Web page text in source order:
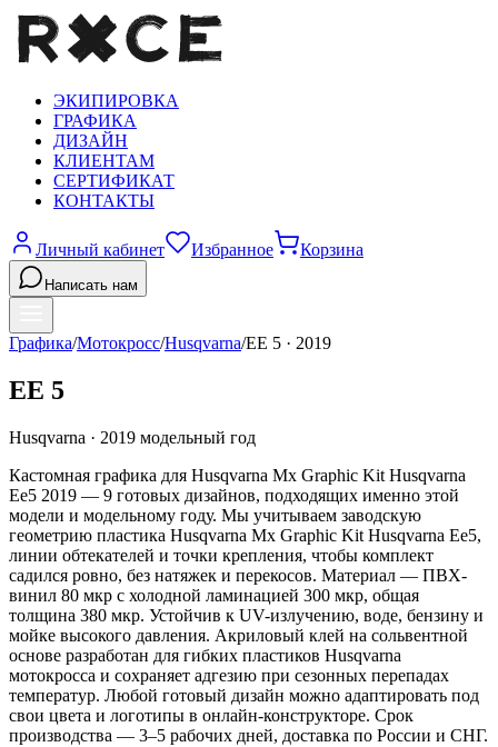
ЭКИПИРОВКА
ГРАФИКА
ДИЗАЙН
КЛИЕНТАМ
СЕРТИФИКАТ
КОНТАКТЫ
Личный кабинет Избранное Корзина
Написать нам
Графика/Мотокросс/Husqvarna/EE 5 · 2019
EE 5
Husqvarna · 2019 модельный год
Кастомная графика для Husqvarna Mx Graphic Kit Husqvarna
Ee5 2019 — 9 готовых дизайнов, подходящих именно этой
модели и модельному году. Мы учитываем заводскую
геометрию пластика Husqvarna Mx Graphic Kit Husqvarna Ee5,
линии обтекателей и точки крепления, чтобы комплект
садился ровно, без натяжек и перекосов. Материал — ПВХ-
винил 80 мкр с холодной ламинацией 300 мкр, общая
толщина 380 мкр. Устойчив к UV-излучению, воде, бензину и
мойке высокого давления. Акриловый клей на сольвентной
основе разработан для гибких пластиков Husqvarna
мотокросса и сохраняет адгезию при сезонных перепадах
температур. Любой готовый дизайн можно адаптировать под
свои цвета и логотипы в онлайн-конструкторе. Срок
производства — 3–5 рабочих дней, доставка по России и СНГ.